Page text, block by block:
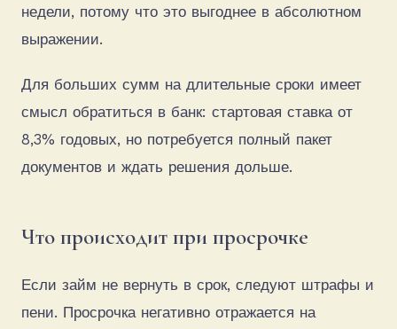
недели, потому что это выгоднее в абсолютном
выражении.
Для больших сумм на длительные сроки имеет
смысл обратиться в банк: стартовая ставка от
8,3% годовых, но потребуется полный пакет
документов и ждать решения дольше.
Что происходит при просрочке
Если займ не вернуть в срок, следуют штрафы и
пени. Просрочка негативно отражается на